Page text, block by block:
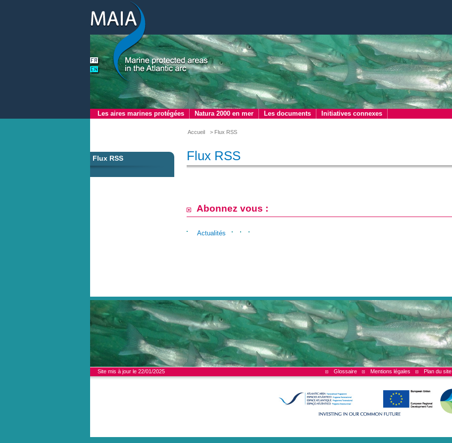
Les aires marines protégées Natura 2000 en mer Les documents Initiatives connexes
Accueil > Flux RSS
Flux RSS Flux RSS
Abonnez vous :
Actualités
Glossaire Mentions légales Plan du site
Site mis à jour le 22/01/2025